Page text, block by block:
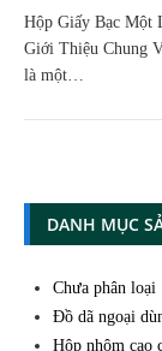
Hộp Giấy Bạc Một
Giới Thiệu Chung
là một…
DANH MỤC
Chưa phân loại
Đồ dã ngoại
Hộp nhôm cao